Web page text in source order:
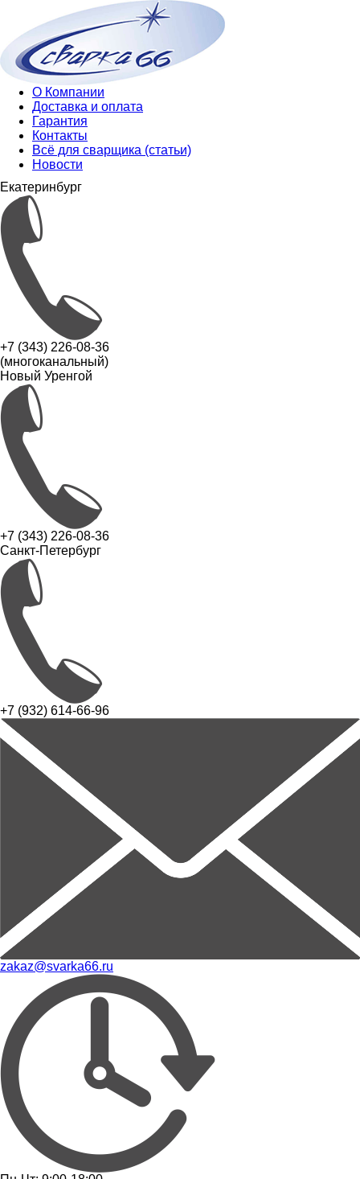
О Компании
Доставка и оплата
Гарантия
Контакты
Всё для сварщика (статьи)
Новости
Екатеринбург
+7 (343) 226-08-36
(многоканальный)
Новый Уренгой
+7 (343) 226-08-36
Санкт-Петербург
+7 (932) 614-66-96
zakaz@svarka66.ru